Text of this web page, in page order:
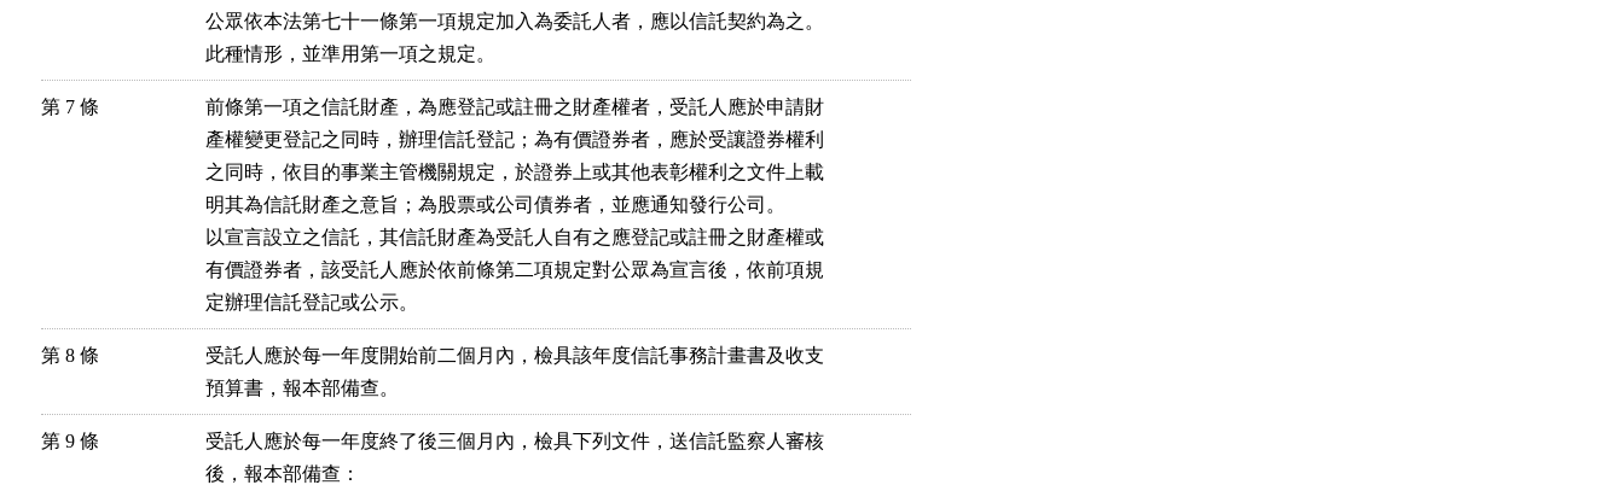
公眾依本法第七十一條第一項規定加入為委託人者，應以信託契約為之。
此種情形，並準用第一項之規定。
第 7 條
前條第一項之信託財產，為應登記或註冊之財產權者，受託人應於申請財
產權變更登記之同時，辦理信託登記；為有價證券者，應於受讓證券權利
之同時，依目的事業主管機關規定，於證券上或其他表彰權利之文件上載
明其為信託財產之意旨；為股票或公司債券者，並應通知發行公司。
以宣言設立之信託，其信託財產為受託人自有之應登記或註冊之財產權或
有價證券者，該受託人應於依前條第二項規定對公眾為宣言後，依前項規
定辦理信託登記或公示。
第 8 條
受託人應於每一年度開始前二個月內，檢具該年度信託事務計畫書及收支
預算書，報本部備查。
第 9 條
受託人應於每一年度終了後三個月內，檢具下列文件，送信託監察人審核
後，報本部備查：